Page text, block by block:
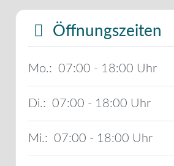
Öffnungszeiten
Mo.: 07:00 - 18:00
Di.: 07:00 - 18:00
Mi.: 07:00 - 18:00